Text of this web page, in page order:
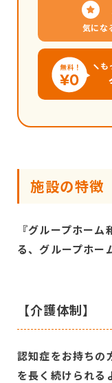
気にな
も
施設の特徴
『グループホー
る、グループホー
【介護体制】
認知症をお持ちの
を長く続けられる